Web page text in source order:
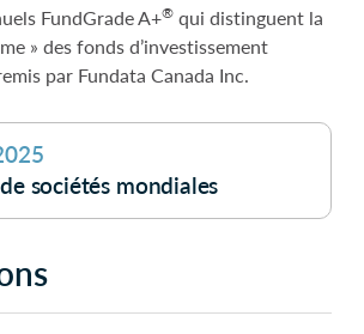
FundGrade A+®qui distinguent la
» des fonds d’investissement
par Fundata Canada Inc.
sociétés mondiales